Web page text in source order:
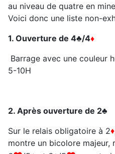
au niveau de quatre en
Voici donc une liste non-
1. Ouverture de 4♣/4♦
Barrage avec une couleur
5-10H
2. Après ouverture de 2♣
Sur le relais obligatoire à 2♦
montre un bicolore majeur,